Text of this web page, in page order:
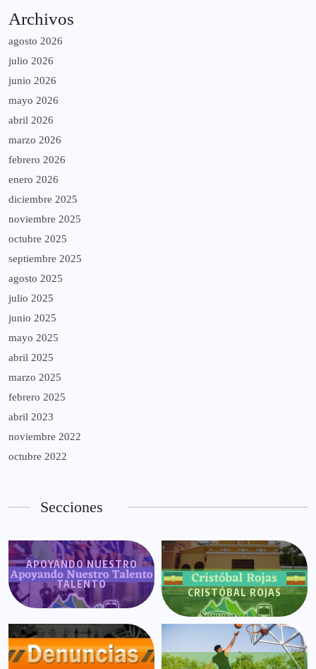
Archivos
agosto 2026
julio 2026
junio 2026
mayo 2026
abril 2026
marzo 2026
febrero 2026
enero 2026
diciembre 2025
noviembre 2025
octubre 2025
septiembre 2025
agosto 2025
julio 2025
junio 2025
mayo 2025
abril 2025
marzo 2025
febrero 2025
abril 2023
noviembre 2022
octubre 2022
Secciones
APOYANDO NUESTRO
TALENTO
CRISTÓBAL ROJAS